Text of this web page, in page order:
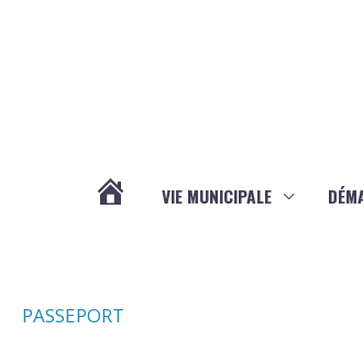
VIE MUNICIPALE
PASSEPORT